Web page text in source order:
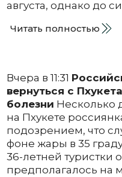
августа, однако до
Читать полностью
Вчера в 11:31
вернуться с
болезни Несколько
на Пхукете
подозрением, что
фоне жары в 35
36-летней туристки
предполагалось на